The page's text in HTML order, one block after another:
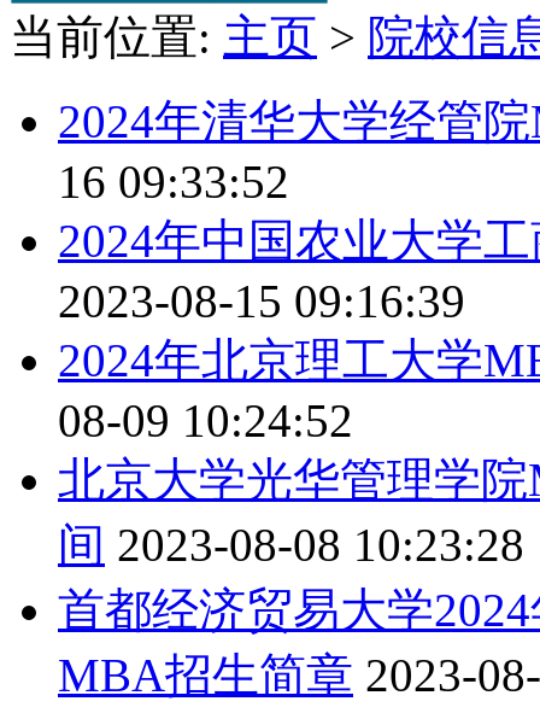
当前位置: 主页 > 院校信
2024年清华大学经管
16 09:33:52
2024年中国农业大学
2023-08-15 09:16:39
2024年北京理工大学
08-09 10:24:52
北京大学光华管理学
间 2023-08-08 10:23:28
首都经济贸易大学
MBA招生简章 2023-